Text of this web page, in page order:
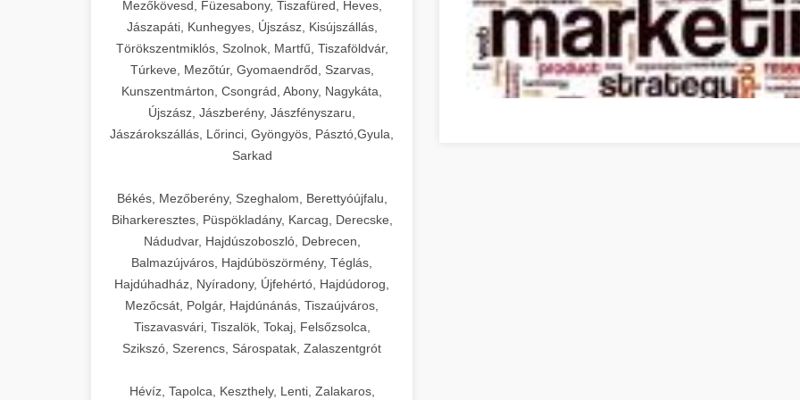
Mezőkövesd, Füzesabony, Tiszafüred, Heves,
Jászapáti, Kunhegyes, Újszász, Kisújszállás,
Törökszentmiklós, Szolnok, Martfű, Tiszaföldvár,
Túrkeve, Mezőtúr, Gyomaendrőd, Szarvas,
Kunszentmárton, Csongrád, Abony, Nagykáta,
Újszász, Jászberény, Jászfényszaru,
Jászárokszállás, Lőrinci, Gyöngyös, Pásztó,Gyula,
Sarkad
Békés, Mezőberény, Szeghalom, Berettyóújfalu,
Biharkeresztes, Püspökladány, Karcag, Derecske,
Nádudvar, Hajdúszoboszló, Debrecen,
Balmazújváros, Hajdúböszörmény, Téglás,
Hajdúhadház, Nyíradony, Újfehértó, Hajdúdorog,
Mezőcsát, Polgár, Hajdúnánás, Tiszaújváros,
Tiszavasvári, Tiszalök, Tokaj, Felsőzsolca,
Szikszó, Szerencs, Sárospatak, Zalaszentgrót
Hévíz, Tapolca, Keszthely, Lenti, Zalakaros,